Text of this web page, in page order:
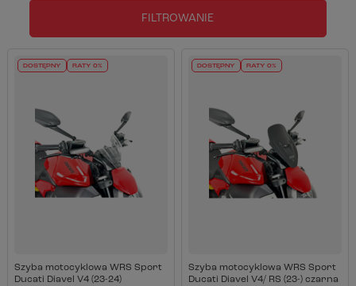
FILTROWANIE
DOSTĘPNY RATY 0%
Szyba motocyklowa WRS Sport
Ducati Diavel V4 (23-24)
DOSTĘPNY RATY 0%
Szyba motocyklowa WRS Sport
Ducati Diavel V4/ RS (23-) czarna